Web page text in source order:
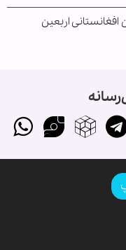
افغانستانی اربعین